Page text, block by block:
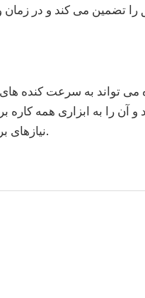
را تضمین می کند و در
می تواند به سرعت کنده
و آن را به ابزاری همه
نیازهای برش چوب تبدیل کند.